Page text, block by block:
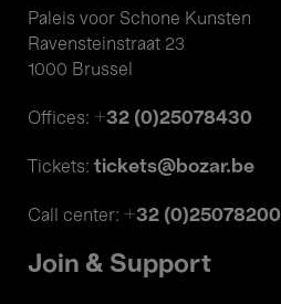
Paleis voor Schone Kunsten
Ravensteinstraat 23
1000 Brussel
Offices: +32 (0)25078430
Tickets: tickets@bozar.be
Call center: +32 (0)25078200
Join & Support